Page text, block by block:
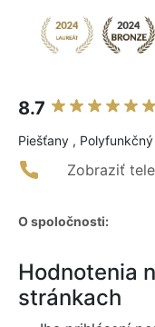
8.7
Piešťany ,
Zobraziť
O spoločnosti:
Hodnotenia
stránkach